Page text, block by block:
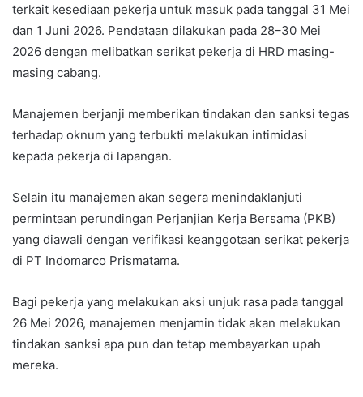
terkait kesediaan pekerja untuk masuk pada tanggal 31 Mei
dan 1 Juni 2026. Pendataan dilakukan pada 28–30 Mei
2026 dengan melibatkan serikat pekerja di HRD masing-
masing cabang.
Manajemen berjanji memberikan tindakan dan sanksi tegas
terhadap oknum yang terbukti melakukan intimidasi
kepada pekerja di lapangan.
Selain itu manajemen akan segera menindaklanjuti
permintaan perundingan Perjanjian Kerja Bersama (PKB)
yang diawali dengan verifikasi keanggotaan serikat pekerja
di PT Indomarco Prismatama.
Bagi pekerja yang melakukan aksi unjuk rasa pada tanggal
26 Mei 2026, manajemen menjamin tidak akan melakukan
tindakan sanksi apa pun dan tetap membayarkan upah
mereka.